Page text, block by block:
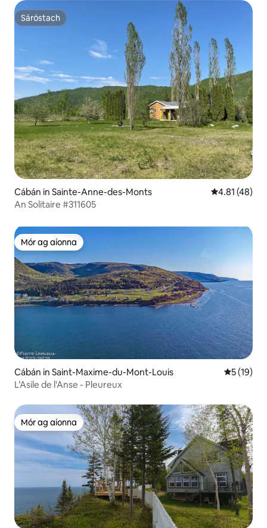
Sáróstach
Sáróstach
Cábán in Sainte-Anne-des-Monts Meánrátáil
4.81 (48)
An Solitaire #311605
Mór ag aíonna
Mór ag aíonna
Cábán in Saint-Maxime-du-Mont-Louis
5 (19)
L’Asile de l'Anse - Pleureux
Mór ag aíonna
Mór ag aíonna